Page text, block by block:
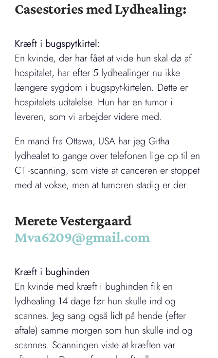
Casestories med Lydhealing:
Kræft i bugspytkirtel:
En kvinde, der har fået at vide hun skal dø af
hospitalet, har efter 5 lydhealinger nu ikke
længere sygdom i bugspyt-kirtelen. Dette er
hospitalets udtalelse. Hun har en tumor i
leveren, som vi arbejder videre med.
En mand fra Ottawa, USA har jeg Githa
lydhealet to gange over telefonen lige op til en
CT -scanning, som viste at canceren er stoppet
med at vokse, men at tumoren stadig er der.
Merete Vestergaard
Mva6209@gmail.com
Kræft i bughinden
En kvinde med kræft i bughinden fik en
lydhealing 14 dage før hun skulle ind og
scannes. Jeg sang også lidt på hende (efter
aftale) samme morgen som hun skulle ind og
scannes. Scanningen viste at kræften var